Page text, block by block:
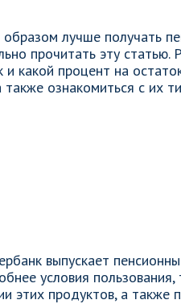
лучше получать
прочитать эту статью.
и какой процент на
ознакомиться с их
выпускает
условия пользования,
этих продуктов, а также